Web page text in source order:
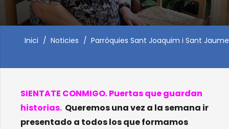
Inici / Noticies / Parròquies Sant Joaquim i Sant Jaume
SIENTATE CONMIGO. Puertas que guardan
historias. Queremos una vez a la semana ir
presentado a todos los que formamos